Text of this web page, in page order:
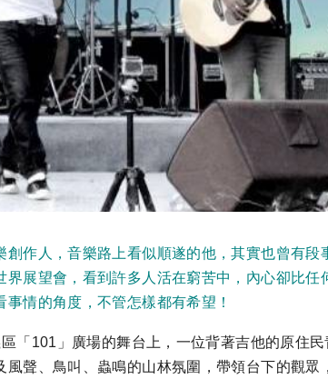
作人，音樂路上看似順遂的他，其實也曾有段
展望會，看到許多人活在窮苦中，內心卻比任
情的角度，不管怎樣都有希望！
「101」廣場的舞台上，一位背著吉他的原住民
聲、鳥叫、蟲鳴的山林氛圍，帶領台下的觀眾